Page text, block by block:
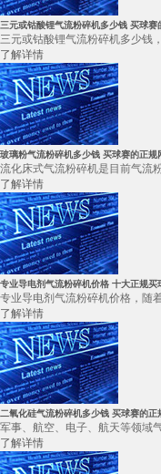
三元或钴酸锂气流粉碎机多少钱 买球
三元或钴酸锂气流粉碎机多少钱
了解详情
玻璃粉气流粉碎机多少钱 买球赛的正规
流化床式气流粉碎机是目前气流
了解详情
专业导电剂气流粉碎机价格 十大正规
专业导电剂气流粉碎机价格，随
了解详情
二氧化硅气流粉碎机多少钱 买球赛的正
军事、航空、电子、航天等领域
了解详情